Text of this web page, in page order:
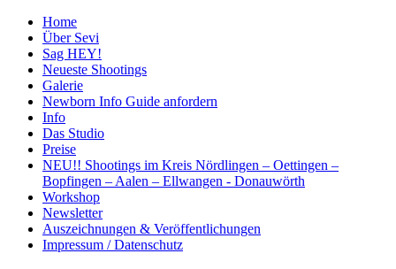
Home
Über Sevi
Sag HEY!
Neueste Shootings
Galerie
Newborn Info Guide anfordern
Info
Das Studio
Preise
NEU!! Shootings im Kreis Nördlingen – Oettingen –
Bopfingen – Aalen – Ellwangen - Donauwörth
Workshop
Newsletter
Auszeichnungen & Veröffentlichungen
Impressum / Datenschutz